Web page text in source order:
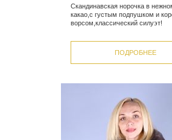
Скандинавская норочка в
какао,с густым подпушком и
ворсом,классический силуэт!
ПОДРОБНЕЕ